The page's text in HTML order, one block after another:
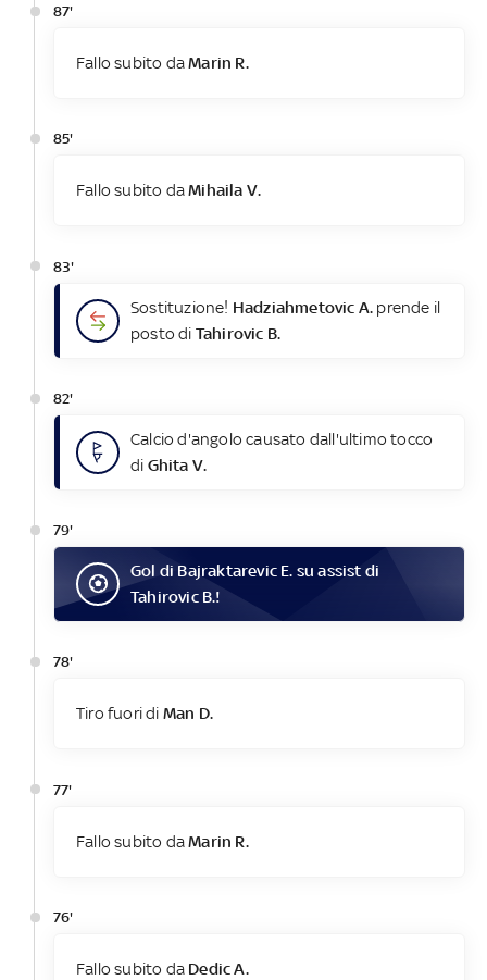
87'
Fallo subito daMarin R.
85'
Fallo subito daMihaila V.
83'
Sostituzione! Hadziahmetovic A. prende il
posto di Tahirovic B.
82'
Calcio d'angolo causato dall'ultimo tocco
di Ghita V.
79'
Gol di Bajraktarevic E. su assist di
Tahirovic B.!
78'
Tiro fuori di Man D.
77'
Fallo subito daMarin R.
76'
Fallo subito da Dedic A.